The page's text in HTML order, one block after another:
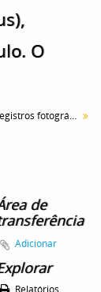
O
Serviço de fotografia - registros fotográficos
de
Adicionar
Relatórios